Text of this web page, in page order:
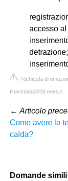
accesso al
detrazione;
Richiesta di
finanziaria2016.enea.it
← Articolo
Come avere la
calda?
Domande simili